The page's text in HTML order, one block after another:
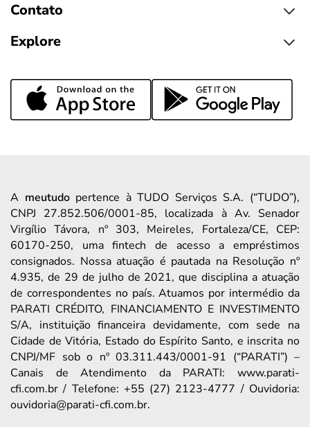
Contato
Explore
A meutudopertence à TUDO Serviços S.A. (“TUDO”),
CNPJ 27.852.506/0001-85, localizada à Av. Senador
Virgílio Távora, nº 303, Meireles, Fortaleza/CE, CEP:
60170-250, uma fintech de acesso a empréstimos
consignados. Nossa atuação é pautada na Resolução nº
4.935, de 29 de julho de 2021, que disciplina a atuação
de correspondentes no país. Atuamos por intermédio da
PARATI CRÉDITO, FINANCIAMENTO E INVESTIMENTO
S/A, instituição financeira devidamente, com sede na
Cidade de Vitória, Estado do Espírito Santo, e inscrita no
CNPJ/MF sob o nº 03.311.443/0001-91 (“PARATI”) –
Canais de Atendimento da PARATI: www.parati-
cfi.com.br / Telefone: +55 (27) 2123-4777 / Ouvidoria:
ouvidoria@parati-cfi.com.br.